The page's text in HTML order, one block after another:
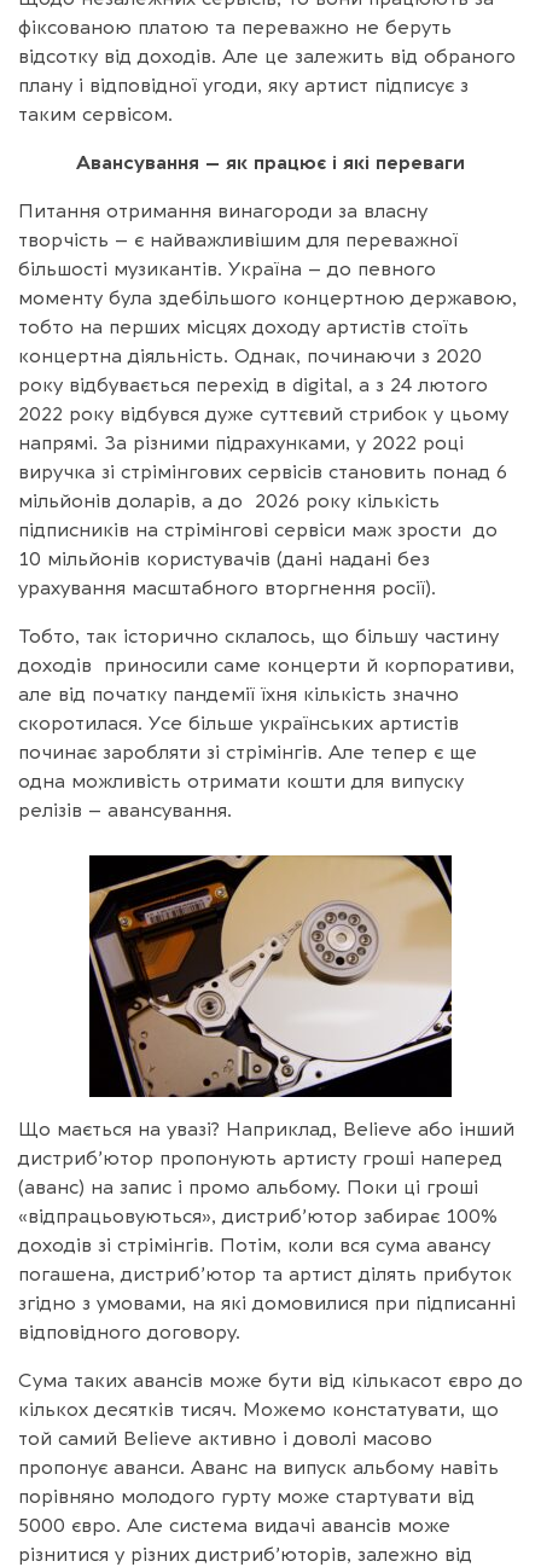
фіксованою платою та переважно не беруть
відсотку від доходів. Але це залежить від обраного
плану і відповідної угоди, яку артист підписує з
таким сервісом.
Авансування – як працює і які переваги
Питання отримання винагороди за власну
творчість – є найважливішим для переважної
більшості музикантів. Україна – до певного
моменту була здебільшого концертною державою,
тобто на перших місцях доходу артистів стоїть
концертна діяльність. Однак, починаючи з 2020
року відбувається перехід в digital, а з 24 лютого
2022 року відбувся дуже суттєвий стрибок у цьому
напрямі. За різними підрахунками, у 2022 році
виручка зі стрімінгових сервісів становить понад 6
мільйонів доларів, а до 2026 року кількість
підписників на стрімінгові сервіси маж зрости до
10 мільйонів користувачів (дані надані без
урахування масштабного вторгнення росії).
Тобто, так історично склалось, що більшу частину
доходів приносили саме концерти й корпоративи,
але від початку пандемії їхня кількість значно
скоротилася. Усе більше українських артистів
починає заробляти зі стрімінгів. Але тепер є ще
одна можливість отримати кошти для випуску
релізів – авансування.
Що мається на увазі? Наприклад, Believe або інший
дистриб’ютор пропонують артисту гроші наперед
(аванс) на запис і промо альбому. Поки ці гроші
«відпрацьовуються», дистриб’ютор забирає 100%
доходів зі стрімінгів. Потім, коли вся сума авансу
погашена, дистриб’ютор та артист ділять прибуток
згідно з умовами, на які домовилися при підписанні
відповідного договору.
Сума таких авансів може бути від кількасот євро до
кількох десятків тисяч. Можемо констатувати, що
той самий Believe активно і доволі масово
пропонує аванси. Аванс на випуск альбому навіть
порівняно молодого гурту може стартувати від
5000 євро. Але система видачі авансів може
різнитися у різних дистриб’юторів, залежно від